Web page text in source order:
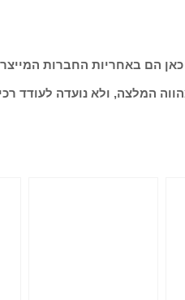
הם באחריות החברות
המלצה, ולא נועדה לעודד